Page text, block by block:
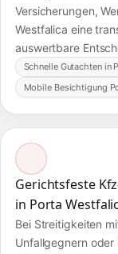
Versicherungen,
Westfalica eine
auswertbare
Schnelle Gutachten in
Mobile Besichtigung
Gerichtsfeste
in Porta
Bei Streitigkeiten
Unfallgegnern